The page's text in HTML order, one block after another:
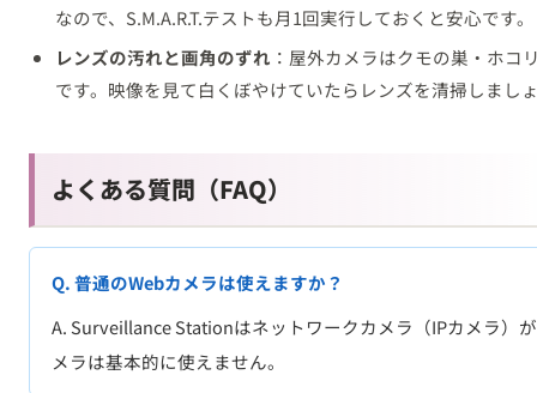
なので、S.M.A.R.T.テストも月1回実行しておくと安心です。
レンズの汚れと画角のずれ ：屋外カメラはクモの巣・ホコ
です。映像を見て白くぼやけていたらレンズを清掃しまし
よくある質問（FAQ）
Q. 普通のWebカメラは使えますか？
A. Surveillance Stationはネットワークカメラ（IPカメラ）
メラは基本的に使えません。